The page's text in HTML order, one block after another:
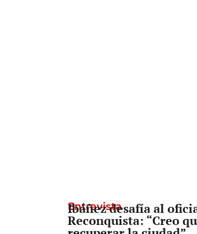
Entrevista
Ibáñez desafía al
Reconquista: “Creo